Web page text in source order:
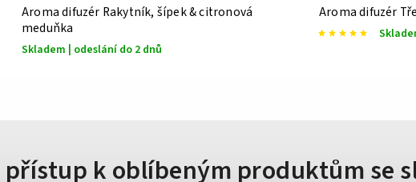
Aroma difuzér Rakytník, šípek & citronová
meduňka
Skladem | odeslání do 2 dnů
Aroma difuzér
k oblíbeným produktům se